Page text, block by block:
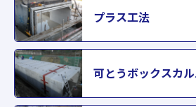
プラス工法
可とうボックスカ